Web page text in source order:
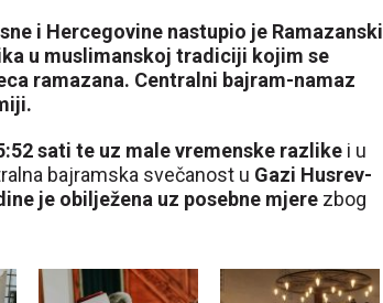
i Hercegovine nastupio je Ramazanski
u muslimanskoj tradiciji kojim se
ramazana. Centralni bajram-namaz
sati te uz male vremenske razlike i u
bajramska svečanost u Gazi Husrev-
je obilježena uz posebne mjere zbog